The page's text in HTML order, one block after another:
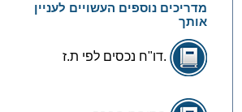
מדריכים נוספים העשויים לעניין
אותך
דו"ח נכסים לפי ת.ז.